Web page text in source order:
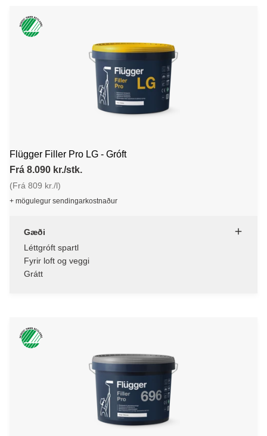
Flügger Filler Pro LG - Gróft
Frá 8.090 kr./stk.
(Frá 809 kr./l)
+ mögulegur sendingarkostnaður
Gæði
Léttgróft spartl
Fyrir loft og veggi
Grátt